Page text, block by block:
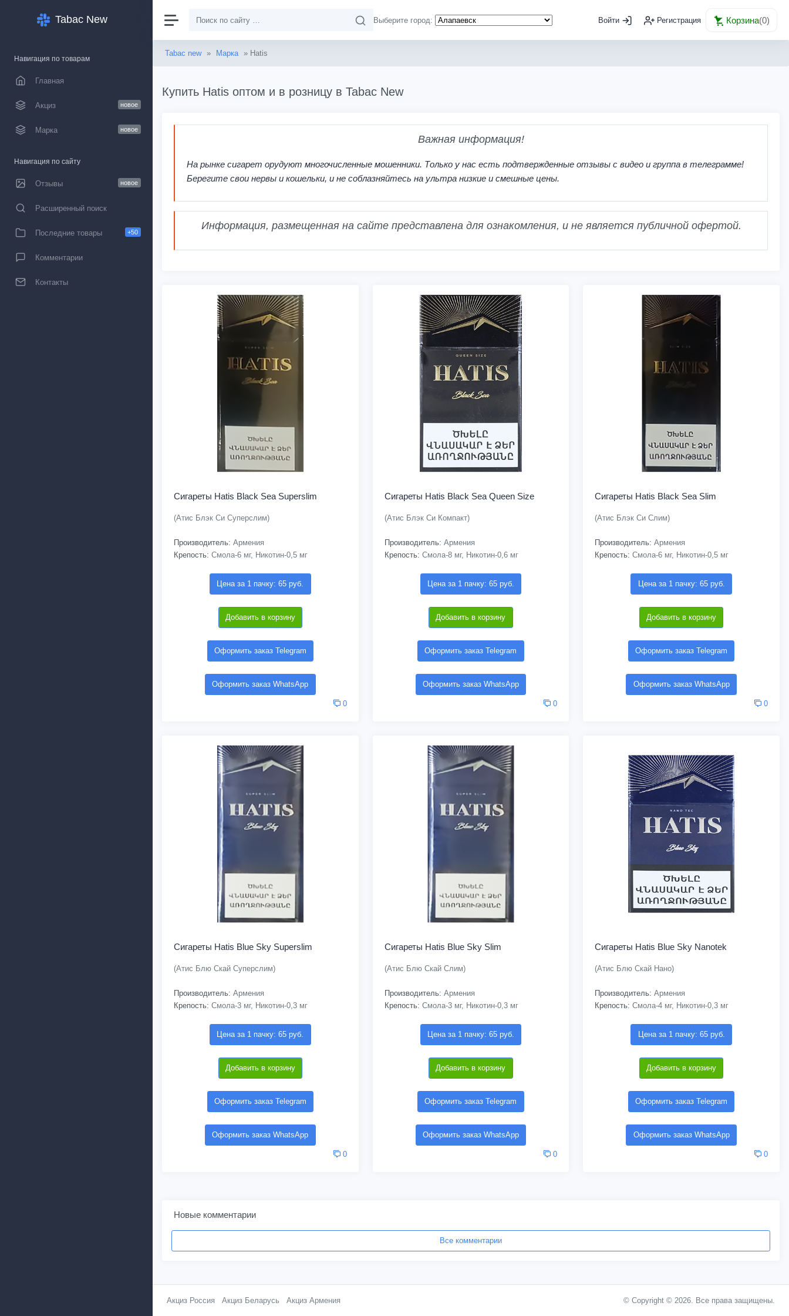
Tabac New
Навигация по товарам
Главная
Акциз новое
Марка новое
Навигация по сайту
Отзывы новое
Расширенный поиск
Последние товары +50
Комментарии
Контакты
Выберите город: Войти Регистрация Корзина(0)
Tabac new » Марка » Hatis
Купить Hatis оптом и в розницу в Tabac New
Важная информация!
На рынке сигарет орудуют многочисленные мошенники. Только у нас есть подтвержденные отзывы с видео и группа в телеграмме!
Берегите свои нервы и кошельки, и не соблазняйтесь на ультра низкие и смешные цены.
Информация, размещенная на сайте представлена для ознакомления, и не является публичной офертой.
Сигареты Hatis Black Sea Superslim
(Атис Блэк Си Суперслим)
Производитель: Армения
Крепость: Смола-6 мг, Никотин-0,5 мг
Цена за 1 пачку: 65 руб.
Добавить в корзину
Оформить заказ Telegram
Оформить заказ WhatsApp
0
Сигареты Hatis Black Sea Queen Size
(Атис Блэк Си Компакт)
Производитель: Армения
Крепость: Смола-8 мг, Никотин-0,6 мг
Цена за 1 пачку: 65 руб.
Добавить в корзину
Оформить заказ Telegram
Оформить заказ WhatsApp
0
Сигареты Hatis Black Sea Slim
(Атис Блэк Си Слим)
Производитель: Армения
Крепость: Смола-6 мг, Никотин-0,5 мг
Цена за 1 пачку: 65 руб.
Добавить в корзину
Оформить заказ Telegram
Оформить заказ WhatsApp
0
Сигареты Hatis Blue Sky Superslim
(Атис Блю Скай Суперслим)
Производитель: Армения
Крепость: Смола-3 мг, Никотин-0,3 мг
Цена за 1 пачку: 65 руб.
Добавить в корзину
Оформить заказ Telegram
Оформить заказ WhatsApp
0
Сигареты Hatis Blue Sky Slim
(Атис Блю Скай Слим)
Производитель: Армения
Крепость: Смола-3 мг, Никотин-0,3 мг
Цена за 1 пачку: 65 руб.
Добавить в корзину
Оформить заказ Telegram
Оформить заказ WhatsApp
0
Сигареты Hatis Blue Sky Nanotek
(Атис Блю Скай Нано)
Производитель: Армения
Крепость: Смола-4 мг, Никотин-0,3 мг
Цена за 1 пачку: 65 руб.
Добавить в корзину
Оформить заказ Telegram
Оформить заказ WhatsApp
0
Новые комментарии
Все комментарии
Акциз Россия Акциз Беларусь Акциз Армения © Copyright © 2026. Все права защищены.